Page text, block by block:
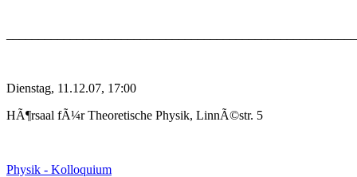
Dienstag, 11.12.07, 17:00
HÃ¶rsaal fÃ¼r Theoretische Physik, LinnÃ©str. 5
Physik - Kolloquium